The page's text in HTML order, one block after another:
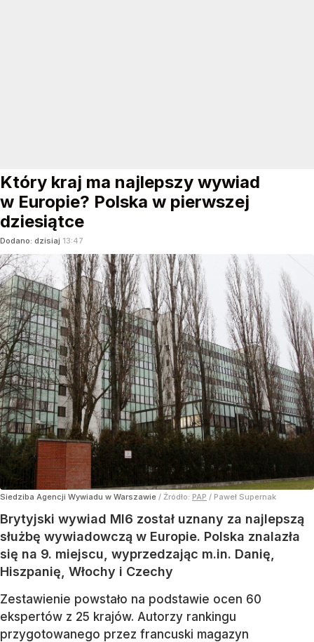
Który kraj ma najlepszy wywiad
w Europie? Polska w pierwszej
dziesiątce
Dodano: dzisiaj 13:47
Siedziba Agencji Wywiadu w Warszawie / Źródło: PAP / Paweł Supernak
Brytyjski wywiad MI6 został uznany za najlepszą
służbę wywiadowczą w Europie. Polska znalazła
się na 9. miejscu, wyprzedzając m.in. Danię,
Hiszpanię, Włochy i Czechy
Zestawienie powstało na podstawie ocen 60
ekspertów z 25 krajów. Autorzy rankingu
przygotowanego przez francuski magazyn